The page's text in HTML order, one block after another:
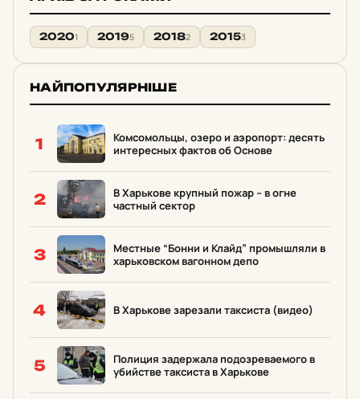
20201 20195 20182 20153
НАЙПОПУЛЯРНІШЕ
1
Комсомольцы, озеро и аэропорт: десять
интересных фактов об Основе
2
В Харькове крупный пожар – в огне
частный сектор
3
Местные “Бонни и Клайд” промышляли в
харьковском вагонном депо
4 В Харькове зарезали таксиста (видео)
5
Полиция задержала подозреваемого в
убийстве таксиста в Харькове